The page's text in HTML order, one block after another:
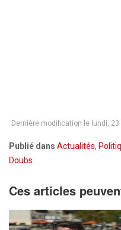
Dernière modification le lundi,
Publié dans Actualités,
Doubs
Ces articles